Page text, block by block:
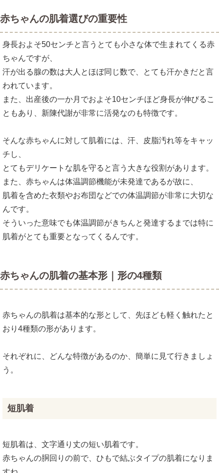
赤ちゃんの肌着選びの重要性
身長およそ50センチと言うとても小さな体で生まれてくる赤
ちゃんですが、
汗が出る腺の数は大人とほぼ同じ数で、とても汗かきだと言
われています。
また、出産後の一か月でおよそ10センチほど身長が伸びるこ
ともあり、新陳代謝が非常に活発なのも特徴です。
そんな赤ちゃんに対して肌着には、汗、皮脂汚れ等をキャッ
チし、
とてもデリケートな肌を守ると言う大きな役割があります。
また、赤ちゃんは体温調節機能が未発達であるが故に、
肌着を含めた衣類やお布団などでの体温調節が非常に大切な
んです。
そういった意味でも体温調節がきちんと発達するまでは特に
肌着がとても重要となってくるんです。
赤ちゃんの肌着の基本形｜形の4種類
赤ちゃんの肌着は基本的な形として、先ほども軽く触れたと
おり4種類の形があります。
それぞれに、どんな特徴があるのか、簡単に見て行きましょ
う。
短肌着
短肌着は、文字通り丈の短い肌着です。
赤ちゃんの胴回りの前で、ひもで結ぶタイプの肌着になりま